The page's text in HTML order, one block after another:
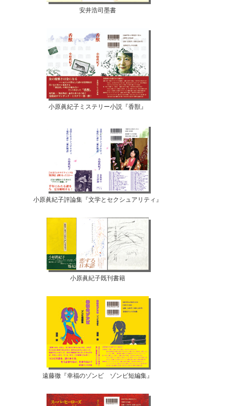
安井浩司墨書
小原眞紀子ミステリー小説『香獣』
小原眞紀子評論集『文学とセクシュアリティ』
小原眞紀子既刊書籍
遠藤徹『幸福のゾンビ ゾンビ短編集』